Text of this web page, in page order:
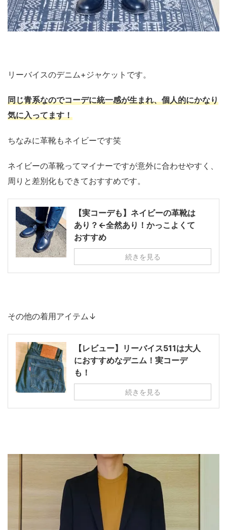
リーバイスのデニム+ジャケットです。
同じ青系なのでコーデに統一感が生まれ、個人的にかなり
気に入ってます！
ちなみに革靴もネイビーです笑
ネイビーの革靴ってマイナーですが意外に合わせやすく、
周りと差別化もできておすすめです。
【実コーデも】ネイビーの革靴は
あり？←全然あり！かっこよくて
おすすめ
続きを見る
その他の着用アイテム↓
【レビュー】リーバイス511は大人
におすすめなデニム！実コーデ
も！
続きを見る